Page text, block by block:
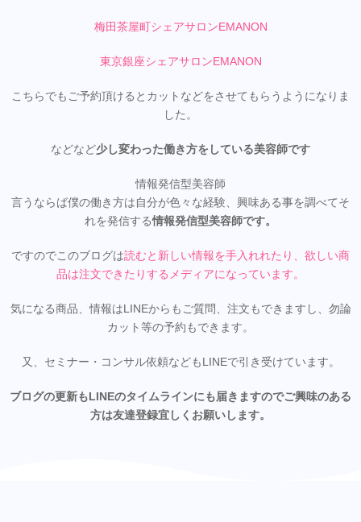
梅田茶屋町シェアサロンEMANON
東京銀座シェアサロンEMANON
こちらでもご予約頂けるとカットなどをさせてもらうようになりま
した。
などなど少し変わった働き方をしている美容師です
情報発信型美容師
言うならば僕の働き方は自分が色々な経験、興味ある事を調べてそ
れを発信する情報発信型美容師です。
ですのでこのブログは読むと新しい情報を手入れれたり、欲しい商
品は注文できたりするメディアになっています。
気になる商品、情報はLINEからもご質問、注文もできますし、勿論
カット等の予約もできます。
又、セミナー・コンサル依頼などもLINEで引き受けています。
ブログの更新もLINEのタイムラインにも届きますのでご興味のある
方は友達登録宜しくお願いします。